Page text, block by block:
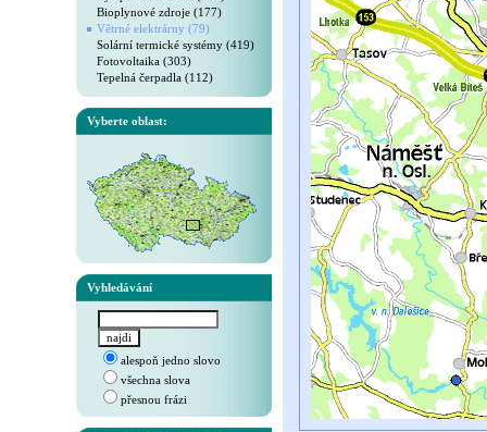
Bioplynové zdroje (177)
Větrné elektrárny (79)
Solární termické systémy (419)
Fotovoltaika (303)
Tepelná čerpadla (112)
Vyberte oblast:
Vyhledávání
alespoň jedno slovo
všechna slova
přesnou frázi